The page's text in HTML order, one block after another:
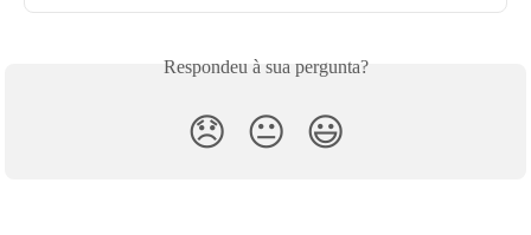
Respondeu à sua pergunta?
😞 😐 😃